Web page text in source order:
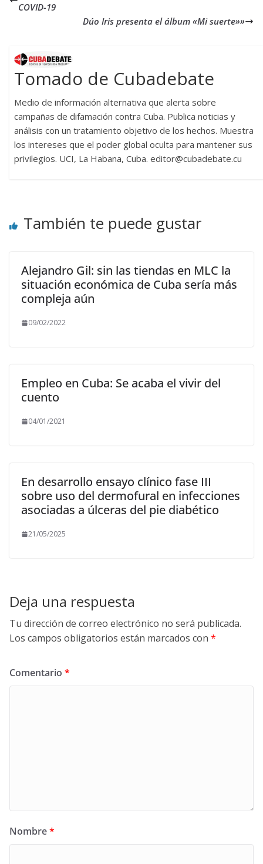
COVID-19
Dúo Iris presenta el álbum «Mi suerte»»
Tomado de Cubadebate
Medio de información alternativa que alerta sobre
campañas de difamación contra Cuba. Publica noticias y
análisis con un tratamiento objetivo de los hechos. Muestra
los intereses que el poder global oculta para mantener sus
privilegios. UCI, La Habana, Cuba. editor@cubadebate.cu
También te puede gustar
Alejandro Gil: sin las tiendas en MLC la
situación económica de Cuba sería más
compleja aún
09/02/2022
Empleo en Cuba: Se acaba el vivir del
cuento
04/01/2021
En desarrollo ensayo clínico fase III
sobre uso del dermofural en infecciones
asociadas a úlceras del pie diabético
21/05/2025
Deja una respuesta
Tu dirección de correo electrónico no será publicada.
Los campos obligatorios están marcados con *
Comentario *
Nombre*